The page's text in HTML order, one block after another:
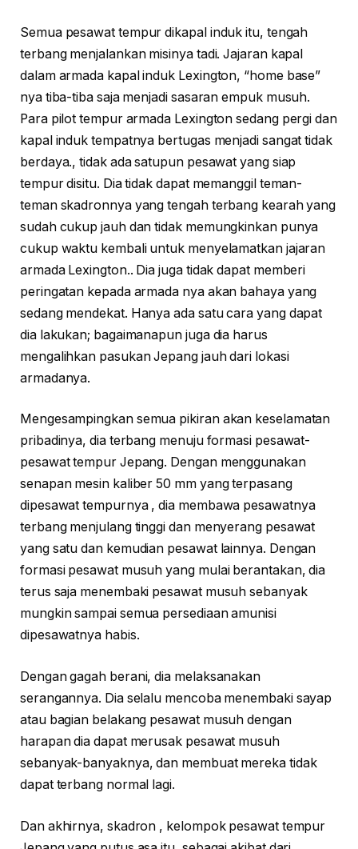
Semua pesawat tempur dikapal induk itu, tengah
terbang menjalankan misinya tadi. Jajaran kapal
dalam armada kapal induk Lexington, “home base”
nya tiba-tiba saja menjadi sasaran empuk musuh.
Para pilot tempur armada Lexington sedang pergi dan
kapal induk tempatnya bertugas menjadi sangat tidak
berdaya., tidak ada satupun pesawat yang siap
tempur disitu. Dia tidak dapat memanggil teman-
teman skadronnya yang tengah terbang kearah yang
sudah cukup jauh dan tidak memungkinkan punya
cukup waktu kembali untuk menyelamatkan jajaran
armada Lexington.. Dia juga tidak dapat memberi
peringatan kepada armada nya akan bahaya yang
sedang mendekat. Hanya ada satu cara yang dapat
dia lakukan; bagaimanapun juga dia harus
mengalihkan pasukan Jepang jauh dari lokasi
armadanya.
Mengesampingkan semua pikiran akan keselamatan
pribadinya, dia terbang menuju formasi pesawat-
pesawat tempur Jepang. Dengan menggunakan
senapan mesin kaliber 50 mm yang terpasang
dipesawat tempurnya , dia membawa pesawatnya
terbang menjulang tinggi dan menyerang pesawat
yang satu dan kemudian pesawat lainnya. Dengan
formasi pesawat musuh yang mulai berantakan, dia
terus saja menembaki pesawat musuh sebanyak
mungkin sampai semua persediaan amunisi
dipesawatnya habis.
Dengan gagah berani, dia melaksanakan
serangannya. Dia selalu mencoba menembaki sayap
atau bagian belakang pesawat musuh dengan
harapan dia dapat merusak pesawat musuh
sebanyak-banyaknya, dan membuat mereka tidak
dapat terbang normal lagi.
Dan akhirnya, skadron , kelompok pesawat tempur